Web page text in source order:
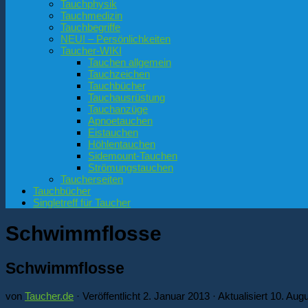
Tauchphysik
Tauchmedizin
Tauchbegriffe
NEU! – Persönlichkeiten
Taucher-WIKI
Tauchen allgemein
Tauchzeichen
Tauchbücher
Tauchausrüstung
Tauchanzüge
Apnoetauchen
Eistauchen
Höhlentauchen
Sidemount-Tauchen
Strömungstauchen
Taucherseiten
Tauchbücher
Singletreff für Taucher
Schwimmflosse
Schwimmflosse
von Taucher.de · Veröffentlicht 2. Januar 2013 · Aktualisiert 10.